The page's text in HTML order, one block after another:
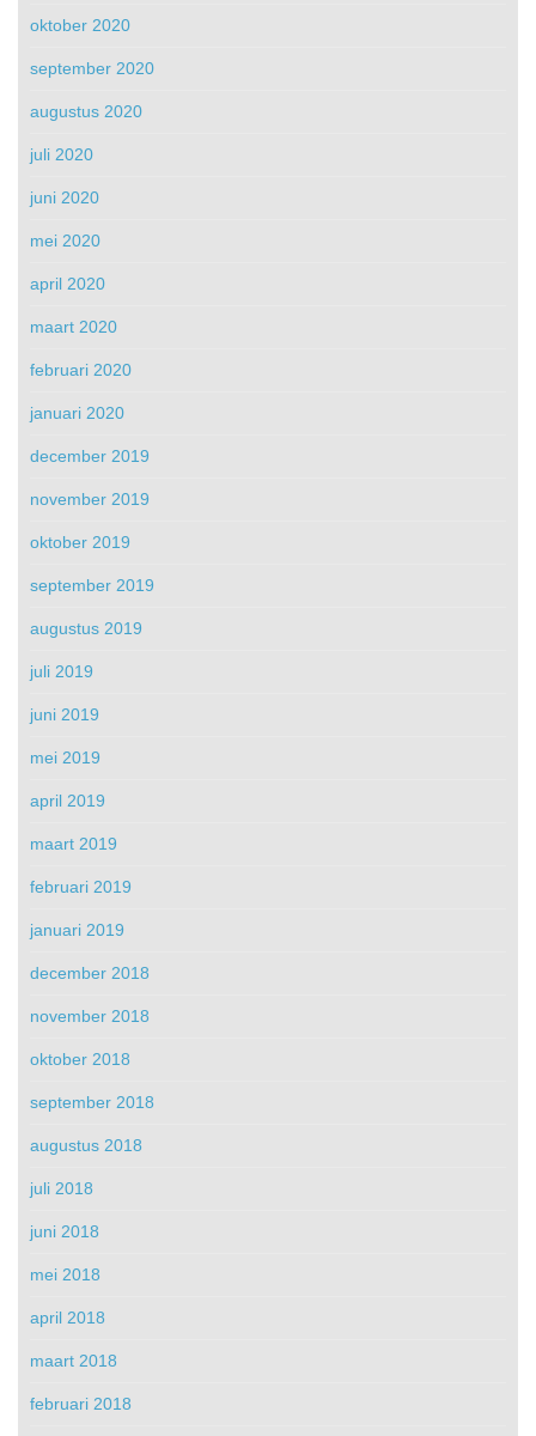
oktober 2020
september 2020
augustus 2020
juli 2020
juni 2020
mei 2020
april 2020
maart 2020
februari 2020
januari 2020
december 2019
november 2019
oktober 2019
september 2019
augustus 2019
juli 2019
juni 2019
mei 2019
april 2019
maart 2019
februari 2019
januari 2019
december 2018
november 2018
oktober 2018
september 2018
augustus 2018
juli 2018
juni 2018
mei 2018
april 2018
maart 2018
februari 2018